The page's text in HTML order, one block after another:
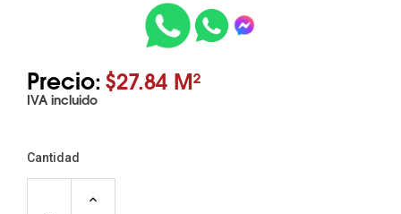
Precio:$27.84 M²
IVA incluido
Cantidad